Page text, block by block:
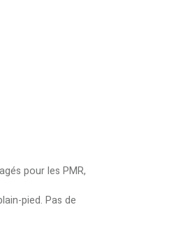
pour les PMR
pied. Pas de